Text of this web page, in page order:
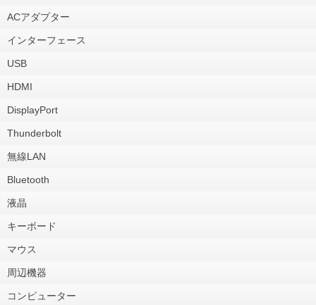
ACアダプター
インターフェース
USB
HDMI
DisplayPort
Thunderbolt
無線LAN
Bluetooth
液晶
キーボード
マウス
周辺機器
コンピューター